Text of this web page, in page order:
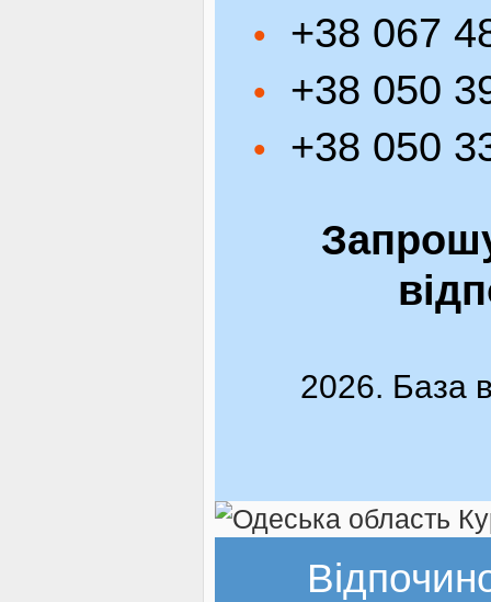
• +38 067
• +38 050
•
+38 050
2026. База